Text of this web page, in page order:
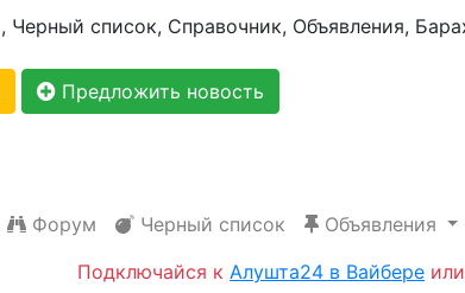
Предложить новость
Форум Черный список Объявления
Подключайся к Алушта24 в Вайбере или